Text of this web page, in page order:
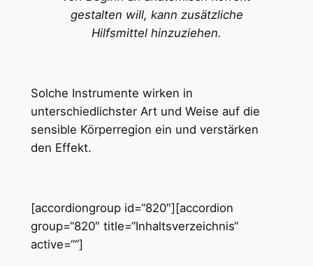
gestalten will, kann zusätzliche
Hilfsmittel hinzuziehen.
Solche Instrumente wirken in
unterschiedlichster Art und Weise auf die
sensible Körperregion ein und verstärken
den Effekt.
[accordiongroup id=“820″][accordion
group=“820″ title=“Inhaltsverzeichnis“
active=““]